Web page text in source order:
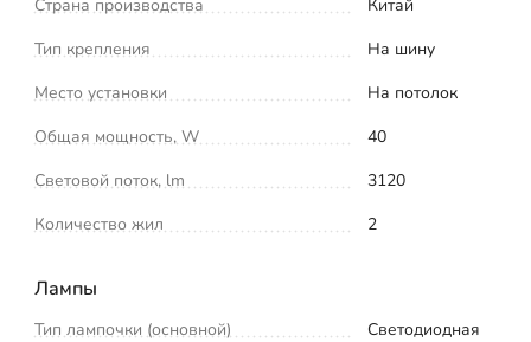
Страна производства
Китай
Тип крепления
На шину
Место установки
На потолок
Общая мощность, W
40
Световой поток, lm
3120
Количество жил
2
Лампы
Тип лампочки (основной)
Светодиодная